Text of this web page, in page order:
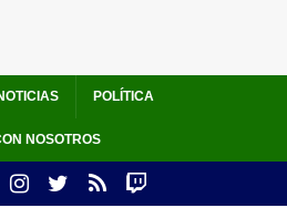
POLÍTICA
NOSOTROS